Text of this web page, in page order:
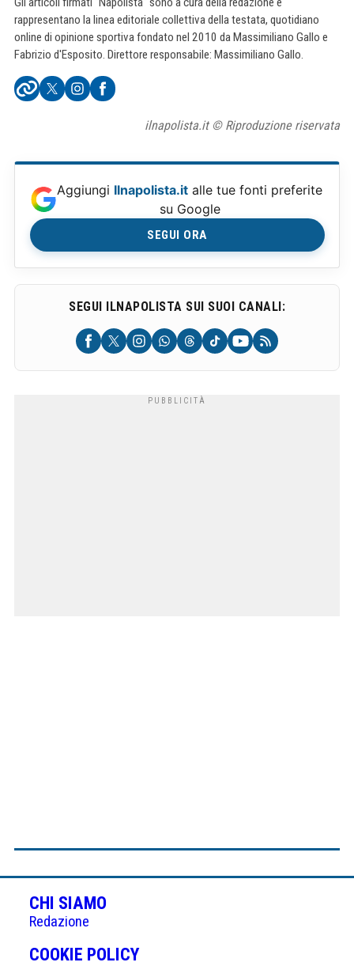
rappresentano la linea editoriale collettiva della testata, quotidiano
online di opinione sportiva fondato nel 2010 da Massimiliano Gallo e
Fabrizio d'Esposito. Direttore responsabile: Massimiliano Gallo.
ilnapolista.it © Riproduzione riservata
Aggiungi Ilnapolista.it alle tue fonti preferite
su Google
SEGUI ORA
SEGUI ILNAPOLISTA SUI SUOI CANALI:
CHI SIAMO
Redazione
COOKIE POLICY(APRE